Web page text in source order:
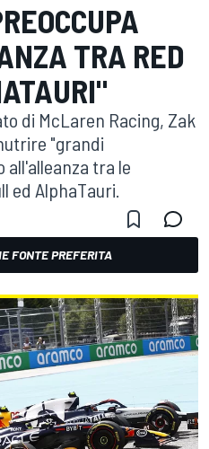
TRA RED
di McLaren Racing, Zak
"grandi
all'alleanza tra le
ed AlphaTauri.
FONTE PREFERITA